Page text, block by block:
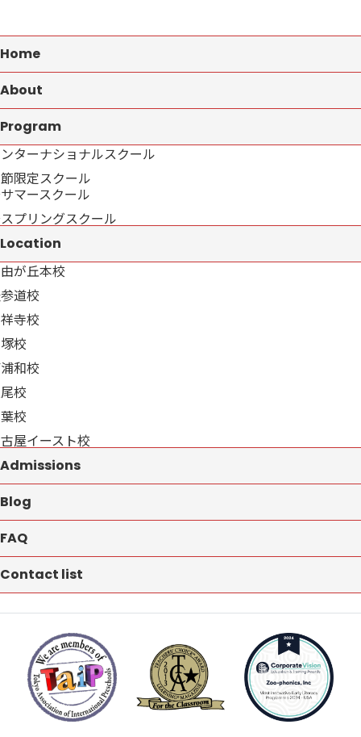
Home
About
Program
ターナショナルスクール
限定スクール
マースクール
プリングスクール
Location
が丘本校
道校
寺校
校
和校
校
校
屋イースト校
Admissions
Blog
FAQ
Contact list